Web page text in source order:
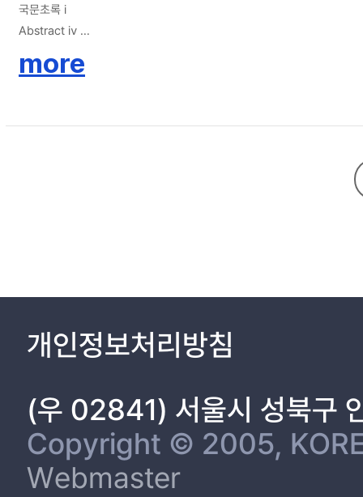
한 법해석적인 쟁점과, 보다 더 적정한 방안은 없는지에 대한 입법론적
니라 ‘기관장을 비롯한 상임이사’의 의견 수렴에 대한 객관적 데이터가
국문초록 ⅰ
Abstract ⅳ
2. 공공기관 이사회의 특수성 19
1. 문제 제기 21
(1) 근로자 추천 이사제 23
(2) 근로자 참관제도 23
3. 기존 견해 24
more
개인정보처리방침
(우 02841) 서울시 성북구
Copyright © 2005,
Webmaster